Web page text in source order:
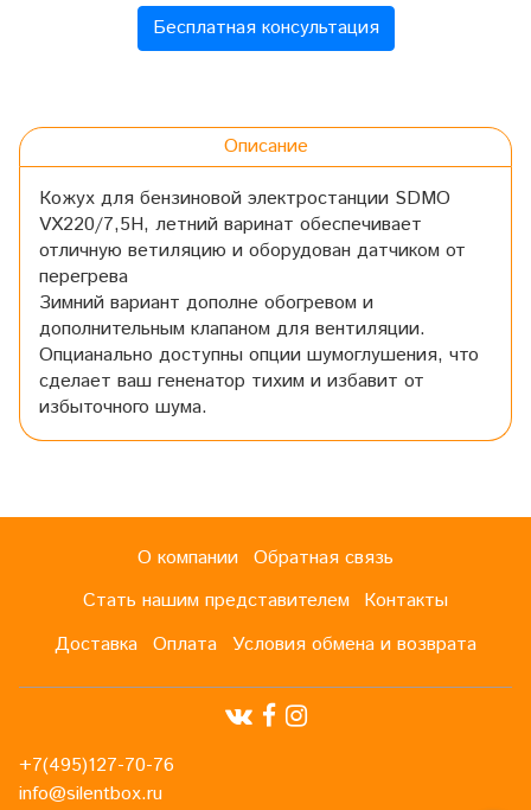
Бесплатная консультация
Описание
Кожух для бензиновой электростанции SDMO
VX220/7,5H, летний варинат обеспечивает
отличную ветиляцию и оборудован датчиком от
перегрева
Зимний вариант дополне обогревом и
дополнительным клапаном для вентиляции.
Опцианально доступны опции шумоглушения, что
сделает ваш гененатор тихим и избавит от
избыточного шума.
О компании Обратная связь
Стать нашим представителем Контакты
Доставка Оплата Условия обмена и возврата
+7(495)127-70-76
info@silentbox.ru